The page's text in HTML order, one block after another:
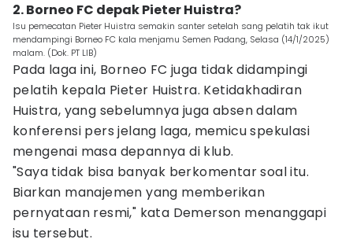
2. Borneo FC depak Pieter Huistra?
Isu pemecatan Pieter Huistra semakin santer setelah sang pelatih tak ikut
mendampingi Borneo FC kala menjamu Semen Padang, Selasa (14/1/2025)
malam. (Dok. PT LIB)
Pada laga ini, Borneo FC juga tidak didampingi
pelatih kepala Pieter Huistra. Ketidakhadiran
Huistra, yang sebelumnya juga absen dalam
konferensi pers jelang laga, memicu spekulasi
mengenai masa depannya di klub.
"Saya tidak bisa banyak berkomentar soal itu.
Biarkan manajemen yang memberikan
pernyataan resmi," kata Demerson menanggapi
isu tersebut.